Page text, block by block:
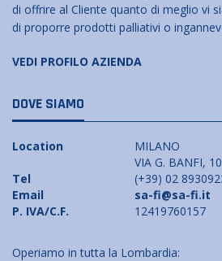
di offrire al Cliente quanto di meglio vi
di proporre prodotti palliativi o
VEDI PROFILO AZIENDA
DOVE SIAMO
Location
MILANO
VIA G. BANFI,
Tel
(+39) 02
Email
sa-fi@sa-fi.it
P. IVA/C.F.
12419760157
Operiamo in tutta la Lombardia: